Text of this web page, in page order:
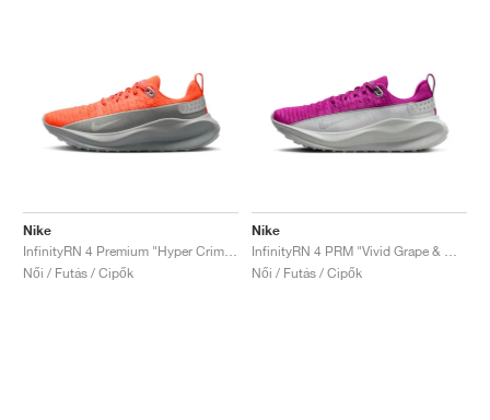
Nike
Női / Futás / Cipők
Nike
Női / Futás / Cipők